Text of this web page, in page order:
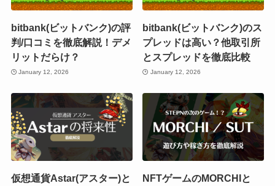
bitbank(ビットバンク)の評
判/口コミを徹底解説！デメ
リットだらけ？
January 12, 2026
bitbank(ビットバンク)のス
プレッドは高い？他取引所
とスプレッドを徹底比較
January 12, 2026
仮想通貨Astar(アスター)と
NFTゲームのMORCHIと